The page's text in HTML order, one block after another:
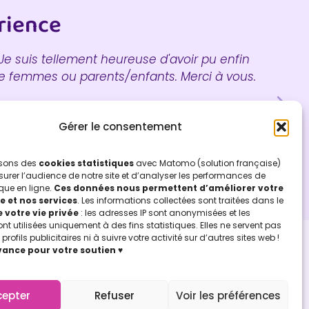
Gérer le consentement
des cookies statistiquesavec Matomo (solution française)
l’audience de notre site et d’analyser les performances de
en ligne. Ces données nous permettent d’améliorer votre
et nos services. Les informations collectées sont traitées dans le
votre vie privée : les adresses IP sont anonymisées et les
utilisées uniquement à des fins statistiques. Elles ne servent pas
publicitaires ni à suivre votre activité sur d’autres sites web !
pour votre soutien ♥
Refuser Voir les préférences
suis tellement heureuse d'avoir pu enfin
ou parents/enfants. Merci à vous.
LETTRE D'INFOS
Retrouvez-nous (de temps en temps) dans
d’utilisation de la Communication Non
Violente au quotidien !